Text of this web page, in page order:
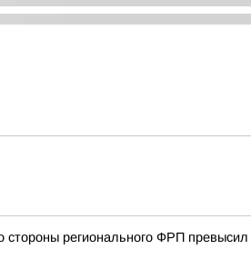
регионального ФРП